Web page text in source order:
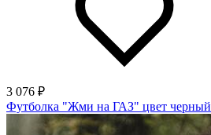
3 076 ₽
Футболка "Жми на ГАЗ" цвет черный